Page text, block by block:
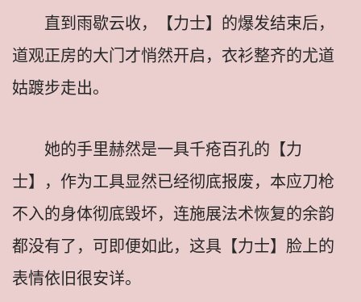
直到雨歇云收，【力士】的爆发结束后，
道观正房的大门才悄然开启，衣衫整齐的尤道
姑踱步走出。
她的手里赫然是一具千疮百孔的【力
士】，作为工具显然已经彻底报废，本应刀枪
不入的身体彻底毁坏，连施展法术恢复的余韵
都没有了，可即便如此，这具【力士】脸上的
表情依旧很安详。